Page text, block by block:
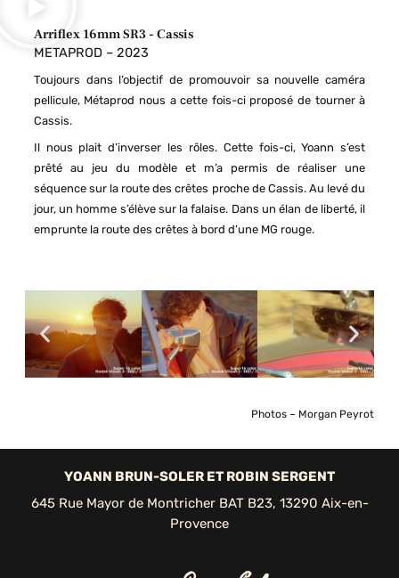
Arriflex 16mm SR3 - Cassis
METAPROD – 2023
Toujours dans l’objectif de promouvoir sa nouvelle caméra
pellicule, Métaprod nous a cette fois-ci proposé de tourner à
Cassis.
Il nous plait d’inverser les rôles. Cette fois-ci, Yoann s’est
prêté au jeu du modèle et m’a permis de réaliser une
séquence sur la route des crêtes proche de Cassis. Au levé du
jour, un homme s’élève sur la falaise. Dans un élan de liberté, il
emprunte la route des crêtes à bord d’une MG rouge.
Photos – Morgan Peyrot
YOANN BRUN-SOLER ET ROBIN SERGENT
645 Rue Mayor de Montricher BAT B23, 13290 Aix-en-
Provence